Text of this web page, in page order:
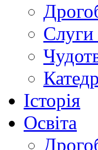
Слуги
Історія
Освіта